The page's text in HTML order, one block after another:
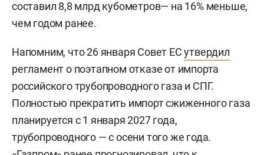
составил 8,8 млрд кубометров— на 16% меньше,
чем годом ранее.
Напомним, что 26 января Совет ЕСутвердил
регламент о поэтапном отказе от импорта
российского трубопроводного газа и СПГ.
Полностью прекратить импорт сжиженного газа
планируется с 1 января 2027 года,
трубопроводного — с осени того же года.